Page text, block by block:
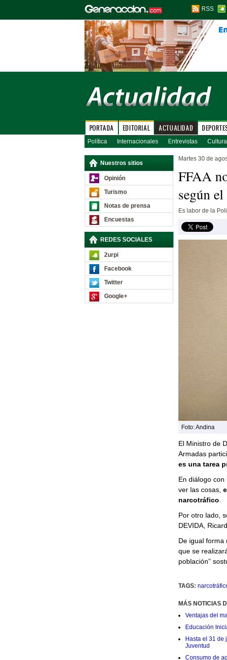
RSS
PORTADA EDITORIAL ACTUALIDAD
Política Internacionales Entrevistas Cultural
Nuestros sitios
Opinión
Turismo
Notas de prensa
Encuestas
REDES SOCIALES
2urpi
Facebook
Twitter
Google+
Martes 30 de
FFAA
según
Es labor de la
Foto: Andina
El Ministro de
Armadas
es una tarea
En diálogo
ver las cosas,
narcotráfico
Por otro lado,
DEVIDA,
De igual forma
que se
población”
TAGS:
MÁS NOTICIAS
Ventajas del
Educación
Hasta el 31 de
Juventud
Consumo de